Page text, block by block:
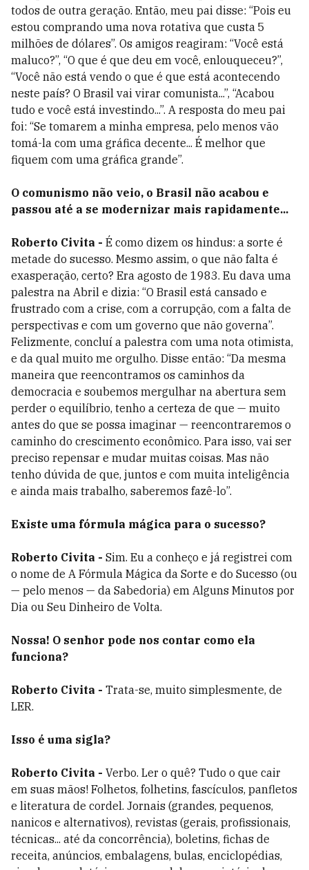
todos de outra geração. Então, meu pai disse: “Pois eu
estou comprando uma nova rotativa que custa 5
milhões de dólares”. Os amigos reagiram: “Você está
maluco?”, “O que é que deu em você, enlouqueceu?”,
“Você não está vendo o que é que está acontecendo
neste país? O Brasil vai virar comunista...”, “Acabou
tudo e você está investindo...”. A resposta do meu pai
foi: “Se tomarem a minha empresa, pelo menos vão
tomá-la com uma gráfica decente... É melhor que
fiquem com uma gráfica grande”.
O comunismo não veio, o Brasil não acabou e
passou até a se modernizar mais rapidamente...
Roberto Civita - É como dizem os hindus: a sorte é
metade do sucesso. Mesmo assim, o que não falta é
exasperação, certo? Era agosto de 1983. Eu dava uma
palestra na Abril e dizia: “O Brasil está cansado e
frustrado com a crise, com a corrupção, com a falta de
perspectivas e com um governo que não governa”.
Felizmente, concluí a palestra com uma nota otimista,
e da qual muito me orgulho. Disse então: “Da mesma
maneira que reencontramos os caminhos da
democracia e soubemos mergulhar na abertura sem
perder o equilíbrio, tenho a certeza de que — muito
antes do que se possa imaginar — reencontraremos o
caminho do crescimento econômico. Para isso, vai ser
preciso repensar e mudar muitas coisas. Mas não
tenho dúvida de que, juntos e com muita inteligência
e ainda mais trabalho, saberemos fazê-lo”.
Existe uma fórmula mágica para o sucesso?
Roberto Civita - Sim. Eu a conheço e já registrei com
o nome de A Fórmula Mágica da Sorte e do Sucesso (ou
— pelo menos — da Sabedoria) em Alguns Minutos por
Dia ou Seu Dinheiro de Volta.
Nossa! O senhor pode nos contar como ela
funciona?
Roberto Civita - Trata-se, muito simplesmente, de
LER.
Isso é uma sigla?
Roberto Civita - Verbo. Ler o quê? Tudo o que cair
em suas mãos! Folhetos, folhetins, fascículos, panfletos
e literatura de cordel. Jornais (grandes, pequenos,
nanicos e alternativos), revistas (gerais, profissionais,
técnicas... até da concorrência), boletins, fichas de
receita, anúncios, embalagens, bulas, enciclopédias,